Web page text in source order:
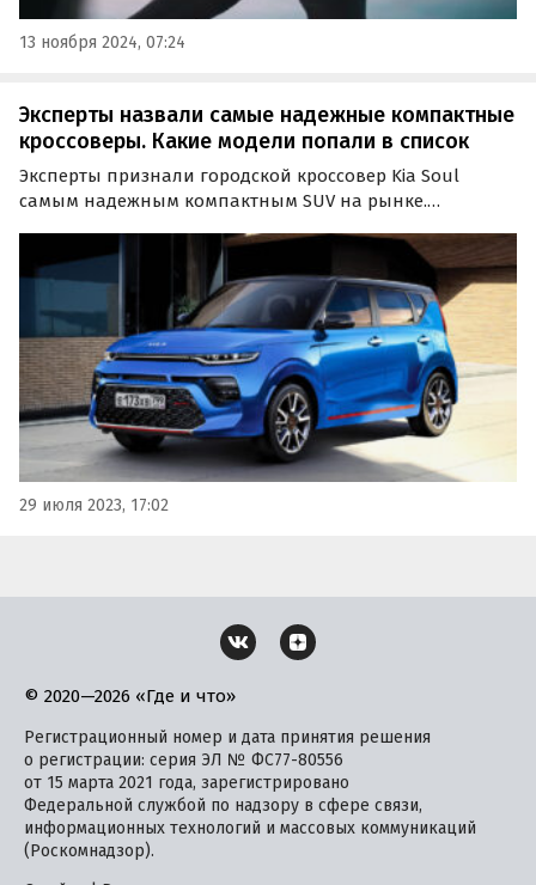
13 ноября 2024, 07:24
Эксперты назвали самые надежные компактные
кроссоверы. Какие модели попали в список
Эксперты признали городской кроссовер Kia Soul
самым надежным компактным SUV на рынке.
надежности с показателем в 100%, сообщают
«Автоновости дня» со ссылкой на данные портала
29 июля 2023, 17:02
© 2020—2026 «Где и что»
Регистрационный номер и дата принятия решения
о регистрации: серия ЭЛ № ФС77-80556
от 15 марта 2021 года, зарегистрировано
Федеральной службой по надзору в сфере связи,
информационных технологий и массовых коммуникаций
(Роскомнадзор).